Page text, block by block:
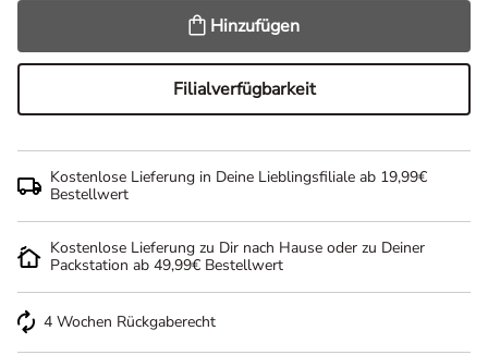
Hinzufügen
Filialverfügbarkeit
Kostenlose Lieferung in Deine Lieblingsfiliale ab 19,99€
Bestellwert
Kostenlose Lieferung zu Dir nach Hause oder zu Deiner
Packstation ab 49,99€ Bestellwert
4 Wochen Rückgaberecht